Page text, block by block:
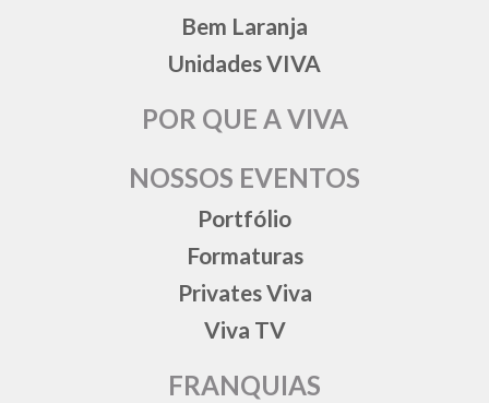
Bem Laranja
Unidades VIVA
POR QUE A VIVA
NOSSOS EVENTOS
Portfólio
Formaturas
Privates Viva
Viva TV
FRANQUIAS